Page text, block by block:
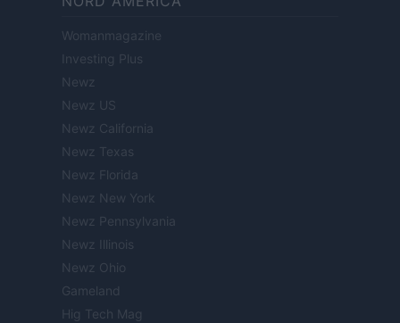
Womanmagazine
Investing Plus
Newz
Newz US
Newz California
Newz Texas
Newz Florida
Newz New York
Newz Pennsylvania
Newz Illinois
Newz Ohio
Gameland
Hig Tech Mag